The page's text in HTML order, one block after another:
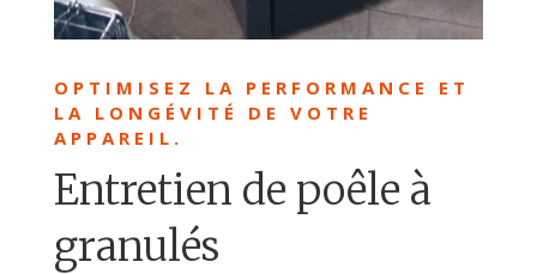
OPTIMISEZ LA PERFORMANCE ET
LA LONGÉVITÉ DE VOTRE
APPAREIL.
Entretien de poêle à
granulés